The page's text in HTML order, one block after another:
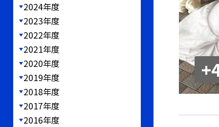
2024年度
2023年度
2022年度
2021年度
2020年度
2019年度
2018年度
2017年度
2016年度